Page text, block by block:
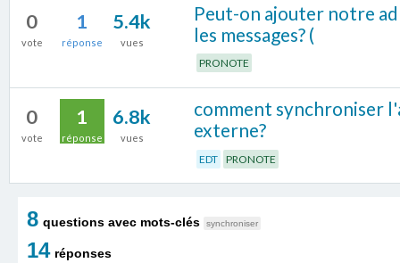
0
vote
1
réponse
5.4k
vues
Peut-on ajouter notre
les messages? (
PRONOTE
0
vote
1
réponse
6.8k
vues
comment synchroniser
externe?
EDT PRONOTE
8 questions avec mots-clés synchroniser
14 réponses